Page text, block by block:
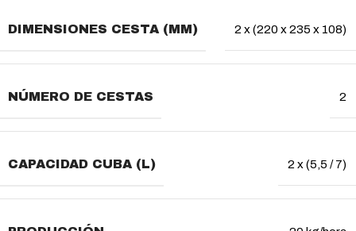
DIMENSIONES CESTA (MM) 2 x (220 x 235 x 108)
NÚMERO DE CESTAS 2
CAPACIDAD CUBA (L) 2 x (5,5 / 7)